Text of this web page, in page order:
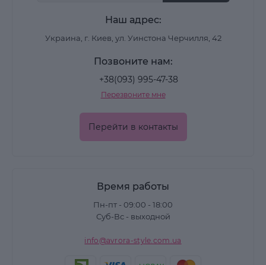
Наш адрес:
Украина, г. Киев, ул. Уинстона Черчилля, 42
Позвоните нам:
+38(093) 995-47-38
Перезвоните мне
Перейти в контакты
Время работы
Пн-пт - 09:00 - 18:00
Суб-Вс - выходной
info@avrora-style.com.ua